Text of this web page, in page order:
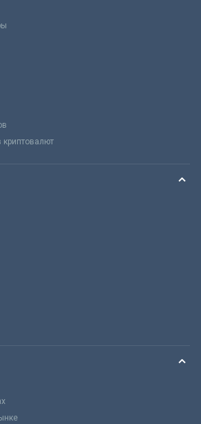
криптовалют